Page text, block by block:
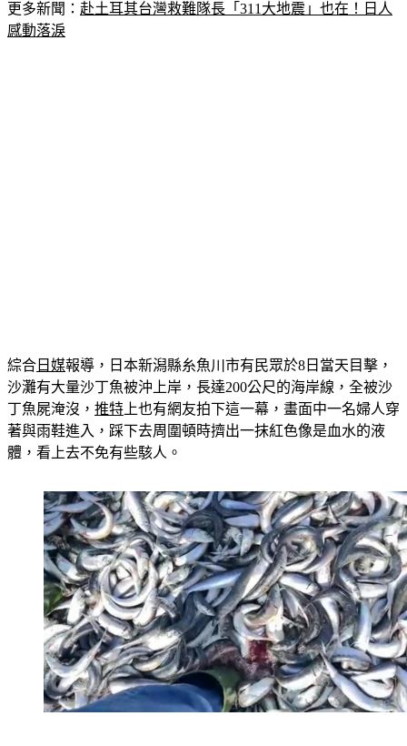
感動落淚
沙灘有大量沙丁魚被沖上岸，長達200公尺的海岸線，全被沙
丁魚屍淹沒，推特上也有網友拍下這一幕，畫面中一名婦人穿
著與雨鞋進入，踩下去周圍頓時擠出一抹紅色像是血水的液
體，看上去不免有些駭人。